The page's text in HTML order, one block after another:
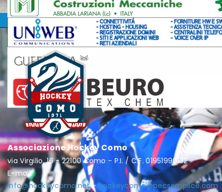
Associazione Hockey Como
via Virgilio, 16 - 22100 Como - P.I. / C.F. 01951990132
E-mail:
info@hockeycomo.net-hockeycomo@pecsemplice.com